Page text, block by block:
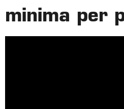
minima per